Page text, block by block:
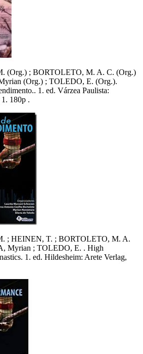
(Org.) ; BORTOLETO, M. A. C. (Org.)
(Org.) ; TOLEDO, E. (Org.).
1. ed. Várzea Paulista:
180p .
; HEINEN, T. ; BORTOLETO, M. A.
Myrian ; TOLEDO, E. . High
1. ed. Hildesheim: Arete Verlag,